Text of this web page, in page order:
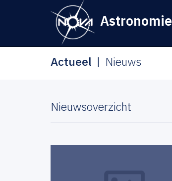
Astronomie
Actueel Nieuws
Nieuwsoverzicht